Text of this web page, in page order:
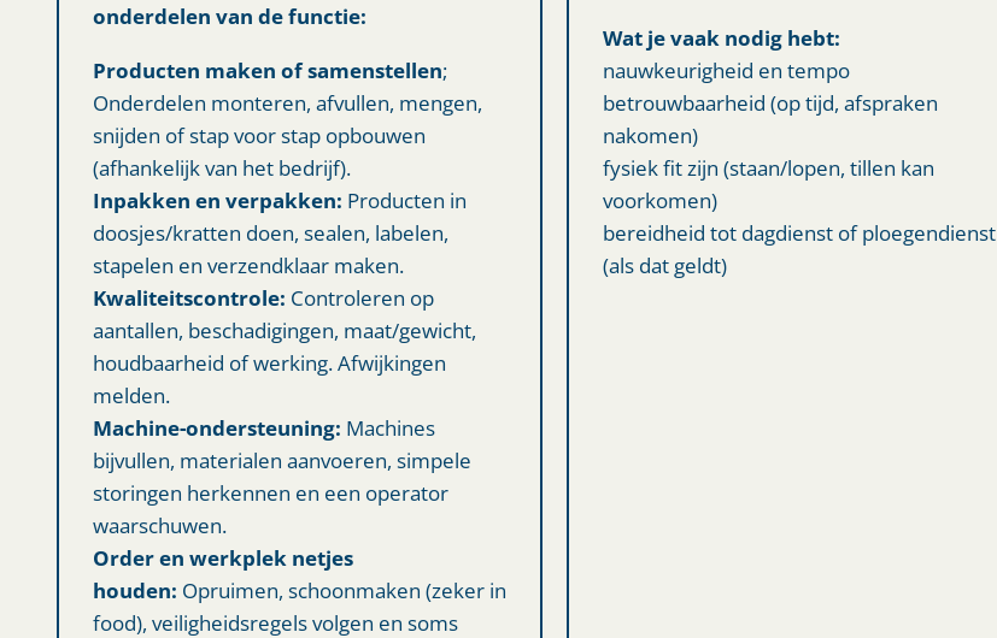
onderdelen van de functie:
Producten maken of samenstellen;
Onderdelen monteren, afvullen, mengen,
snijden of stap voor stap opbouwen
(afhankelijk van het bedrijf).
Inpakken en verpakken: Producten in
doosjes/kratten doen, sealen, labelen,
stapelen en verzendklaar maken.
Kwaliteitscontrole: Controleren op
aantallen, beschadigingen, maat/gewicht,
houdbaarheid of werking. Afwijkingen
melden.
Machine-ondersteuning: Machines
bijvullen, materialen aanvoeren, simpele
storingen herkennen en een operator
waarschuwen.
Order en werkplek netjes
houden: Opruimen, schoonmaken (zeker in
food), veiligheidsregels volgen en soms
Wat je vaak nodig hebt:
nauwkeurigheid en tempo
betrouwbaarheid (op tijd, afspraken
nakomen)
fysiek fit zijn (staan/lopen, tillen kan
voorkomen)
bereidheid tot dagdienst of ploegendienst
(als dat geldt)